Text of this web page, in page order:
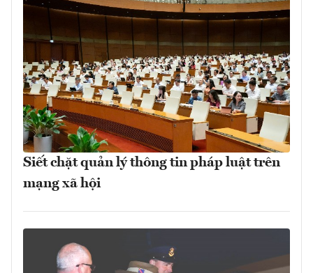
Siết chặt quản lý thông tin pháp luật trên
mạng xã hội